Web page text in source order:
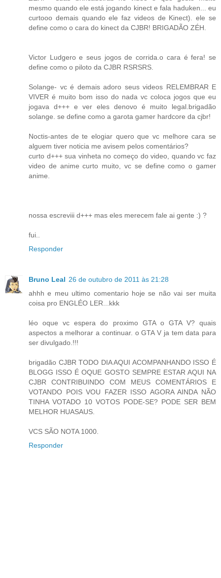
mesmo quando ele está jogando kinect e fala haduken... eu
curtooo demais quando ele faz videos de Kinect). ele se
define como o cara do kinect da CJBR! BRIGADÃO ZÉH.
Victor Ludgero e seus jogos de corrida.o cara é fera! se
define como o piloto da CJBR RSRSRS.
Solange- vc é demais adoro seus videos RELEMBRAR E
VIVER é muito bom isso do nada vc coloca jogos que eu
jogava d+++ e ver eles denovo é muito legal.brigadão
solange. se define como a garota gamer hardcore da cjbr!
Noctis-antes de te elogiar quero que vc melhore cara se
alguem tiver noticia me avisem pelos comentários?
curto d+++ sua vinheta no começo do video, quando vc faz
video de anime curto muito, vc se define como o gamer
anime.
nossa escreviii d+++ mas eles merecem fale ai gente :) ?
fui..
Responder
Bruno Leal 26 de outubro de 2011 às 21:28
ahhh e meu ultimo comentario hoje se não vai ser muita
coisa pro ENGLÉO LER...kkk
léo oque vc espera do proximo GTA o GTA V? quais
aspectos a melhorar a continuar. o GTA V ja tem data para
ser divulgado.!!!
brigadão CJBR TODO DIA AQUI ACOMPANHANDO ISSO É
BLOGG ISSO É OQUE GOSTO SEMPRE ESTAR AQUI NA
CJBR CONTRIBUINDO COM MEUS COMENTÁRIOS E
VOTANDO POIS VOU FAZER ISSO AGORA AINDA NÃO
TINHA VOTADO 10 VOTOS PODE-SE? PODE SER BEM
MELHOR HUASAUS.
VCS SÃO NOTA 1000.
Responder